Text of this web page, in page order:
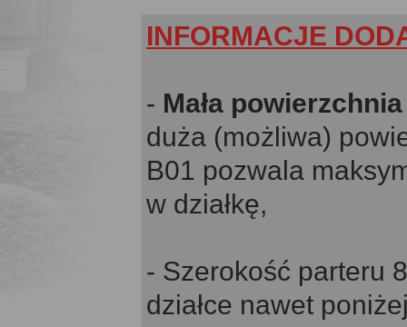
INFORMACJE
- Mała
duża (możliwa)
B01 pozwala
w działkę,
- Szerokość parteru
działce nawet